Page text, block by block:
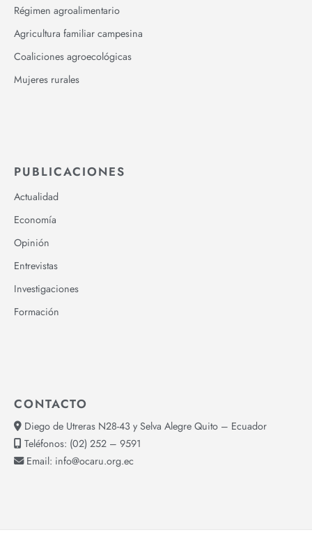
Régimen agroalimentario
Agricultura familiar campesina
Coaliciones agroecológicas
Mujeres rurales
PUBLICACIONES
Actualidad
Economía
Opinión
Entrevistas
Investigaciones
Formación
CONTACTO
Diego de Utreras N28-43 y Selva Alegre Quito – Ecuador
Teléfonos: (02) 252 – 9591
Email: info@ocaru.org.ec